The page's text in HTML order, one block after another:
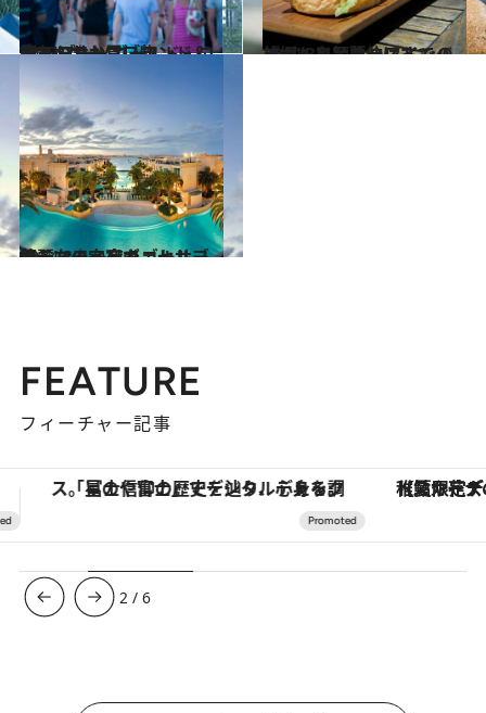
2014.3.7
憧れのサーフブランド＆UGGブーツゴールド・コーストでお買い物
旅＆お出かけ 2014.3.7
ゴールド・コーストでバーガーを頬張りワインの故郷へと足を伸ばす
旅＆お出かけ
2014.3.7
華麗なる一夜をゴールド・コーストで セレブリティの定宿ヴェルサーチ
旅＆お出かけ
FEATURE
フィーチャー記事
【夏限定ディナーコース】旬を迎える稚鮎や花ズッキーニなどをイタリア・トスカーナの郷土料理の手法で満喫！ ヴァシュロン・コンスタンタ
3 /6